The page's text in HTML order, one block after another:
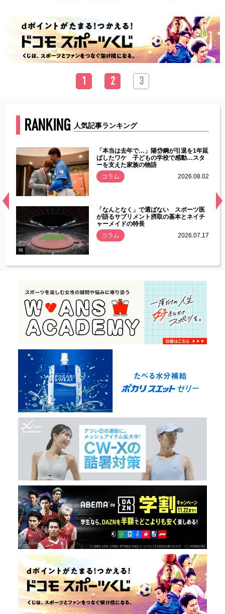
1 2 3
RANKING 人気記事ランキング
常
「本当は去年で…」陽岱鋼が引退を1年延
ばしたワケ 子どもの学校で感動…スタ
ーを支えた家族の物語
コラム
2026.08.02
PR
「なんとなく」で選ばない スポーツ医
が語るサプリメント摂取の基本とネイチ
ャーメイドの特長
コラム
2026.07.17